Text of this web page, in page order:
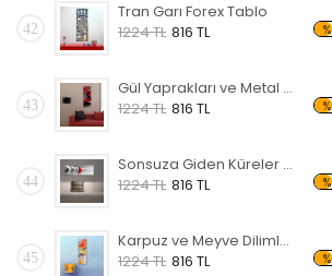
42
Tran Garı Forex Tablo
1224 TL 816 TL
43
Gül Yaprakları ve Metal Forex Tablo
1224 TL 816 TL
44
Sonsuza Giden Küreler Forex Tablo
1224 TL 816 TL
45
Karpuz ve Meyve Dilimleri Forex Tablo
1224 TL 816 TL